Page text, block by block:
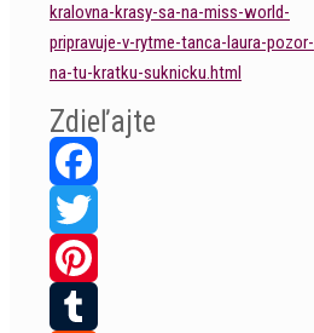
kralovna-krasy-sa-na-miss-world-
pripravuje-v-rytme-tanca-laura-pozor-
na-tu-kratku-suknicku.html
Zdieľajte
Facebook
Twitter
Pinterest